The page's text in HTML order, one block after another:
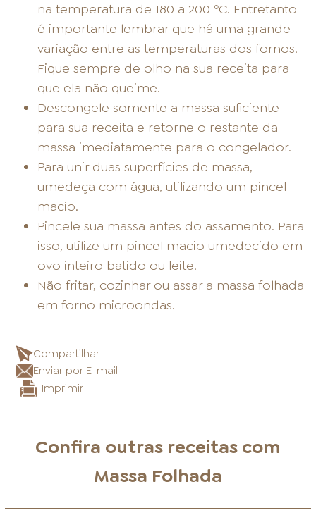
na temperatura de 180 a 200 ºC. Entretanto
é importante lembrar que há uma grande
variação entre as temperaturas dos fornos.
Fique sempre de olho na sua receita para
que ela não queime.
Descongele somente a massa suficiente
para sua receita e retorne o restante da
massa imediatamente para o congelador.
Para unir duas superfícies de massa,
umedeça com água, utilizando um pincel
macio.
Pincele sua massa antes do assamento. Para
isso, utilize um pincel macio umedecido em
ovo inteiro batido ou leite.
Não fritar, cozinhar ou assar a massa folhada
em forno microondas.
Compartilhar
Enviar por E-mail
Imprimir
Confira outras receitas com
Massa Folhada